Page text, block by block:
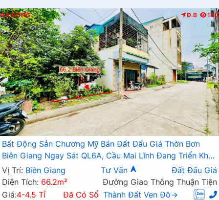
HÀ ĐÔNG Đ.B 180
Bất Động Sản Chương Mỹ Bán Đất Đấu Giá Thờn Bơn
Biên Giang Ngay Sát QL6A, Cầu Mai Lĩnh Đang Triển Khai
Mở Rộng
Vị Trí: Biên Giang Tư Vấn
Đất Đấu Giá
Diện Tích: 66.2m²
Đường Giao Thông Thuận Tiện
Giá:4-4.5 Tỉ Đã Có Sổ Thành Đất Ven Đô→